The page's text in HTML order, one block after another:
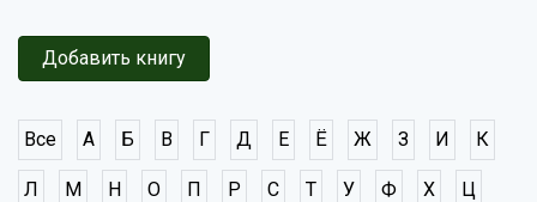
Добавить книгу
Все А Б В Г Д Е Ё Ж З И К
Л М Н О П Р С Т У Ф Х Ц